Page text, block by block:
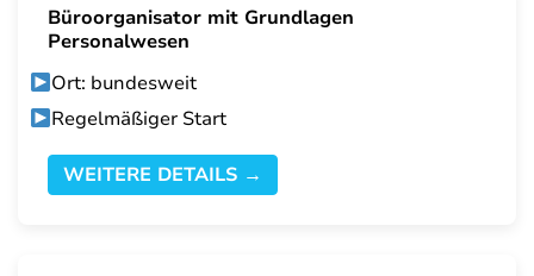
Büroorganisator mit Grundlagen
Personalwesen
Ort: bundesweit
Regelmäßiger Start
WEITERE DETAILS →